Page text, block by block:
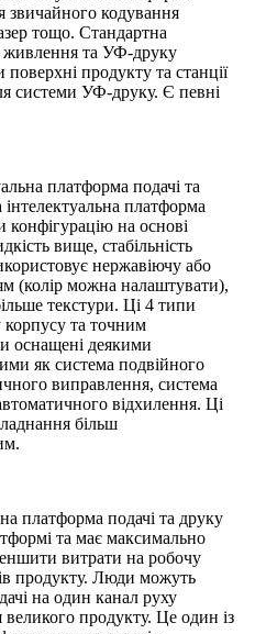
звичайного кодування
тощо. Стандартна
живлення та УФ-друку
продукту та станції
системи УФ-друку. Є певні
платформа подачі та
платформа
на основі
вище, стабільність
нержавіючу або
(колір можна налаштувати),
текстури. Ці 4 типи
та точним
оснащені деякими
як система подвійного
виправлення, система
відхилення. Ці
більш
платформа подачі та друку
та має максимально
витрати на робочу
продукту. Люди можуть
на один канал руху
великого продукту. Це один із